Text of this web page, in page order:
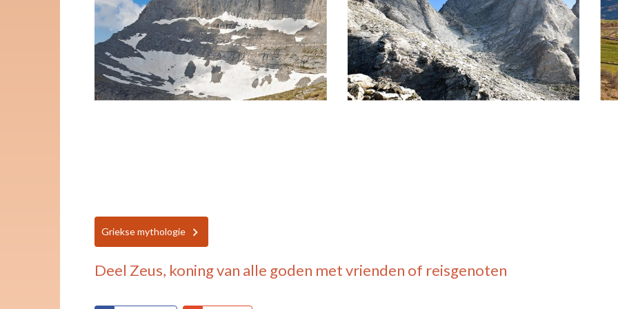
Griekse mythologie
Deel Zeus, koning van alle goden met vrienden of reisgenoten